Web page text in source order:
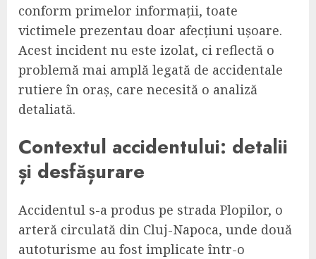
conform primelor informații, toate
victimele prezentau doar afecțiuni ușoare.
Acest incident nu este izolat, ci reflectă o
problemă mai amplă legată de accidentale
rutiere în oraș, care necesită o analiză
detaliată.
Contextul accidentului: detalii
și desfășurare
Accidentul s-a produs pe strada Plopilor, o
arteră circulată din Cluj-Napoca, unde două
autoturisme au fost implicate într-o